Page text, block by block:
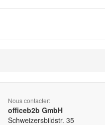
Nous contacter:
officeb2b GmbH
Schweizersbildstr. 35